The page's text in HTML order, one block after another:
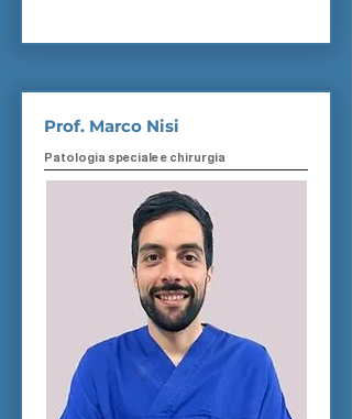
Prof. Marco Nisi
Patologia speciale e chirurgia